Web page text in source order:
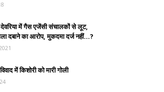
में गैस एजेंसी संचालकों से लूट,
दबाने का आरोप, मुकदमा दर्ज नहीं...?
में किशोरी को मारी गोली